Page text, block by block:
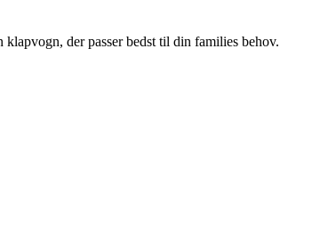
der passer bedst til din families behov.